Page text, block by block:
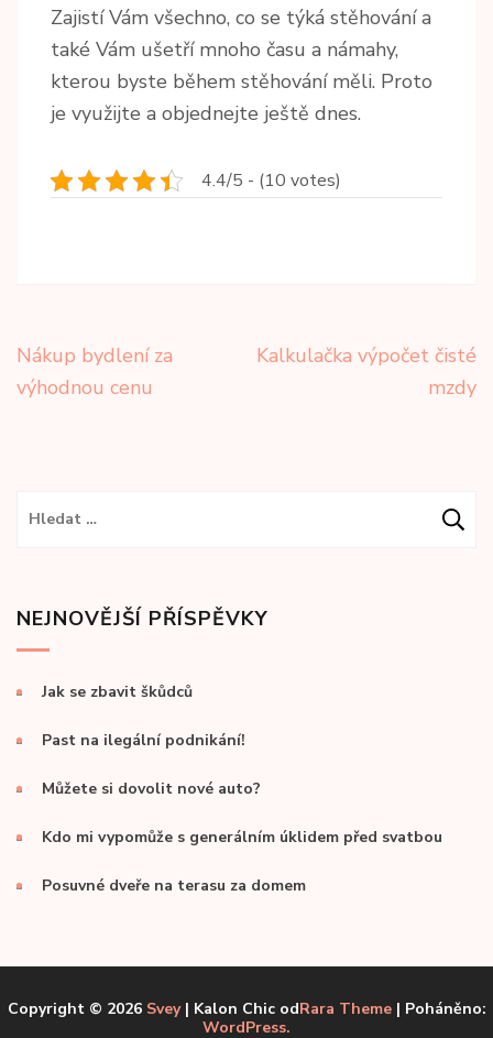
Zajistí Vám všechno, co se týká stěhování a
také Vám ušetří mnoho času a námahy,
kterou byste během stěhování měli. Proto
je využijte a objednejte ještě dnes.
4.4/5 - (10 votes)
Navigace
pro
Nákup bydlení za
výhodnou cenu
Kalkulačka výpočet čisté
mzdy
Vyhledávání
NEJNOVĚJŠÍ PŘÍSPĚVKY
Jak se zbavit škůdců
Past na ilegální podnikání!
Můžete si dovolit nové auto?
Kdo mi vypomůže s generálním úklidem před svatbou
Posuvné dveře na terasu za domem
Copyright © 2026 Svey| Kalon Chic odRara Theme| Poháněno:
WordPress.